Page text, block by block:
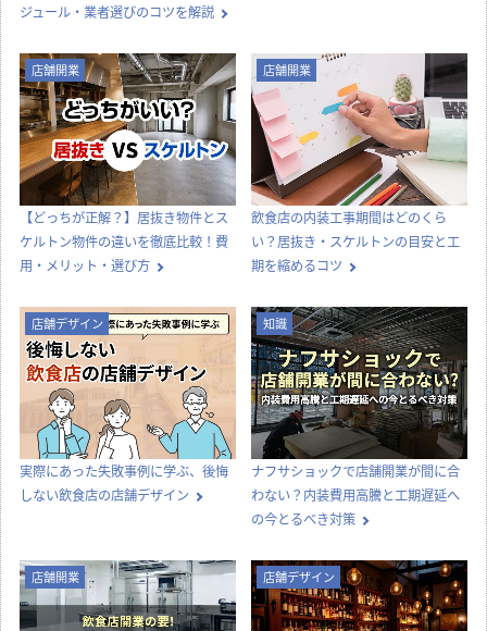
ジュール・業者選びのコツを解説
店舗開業
【どっちが正解？】居抜き物件とス
ケルトン物件の違いを徹底比較！費
用・メリット・選び方
店舗開業
飲食店の内装工事期間はどのくら
い？居抜き・スケルトンの目安と工
期を縮めるコツ
店舗デザイン
実際にあった失敗事例に学ぶ、後悔
しない飲食店の店舗デザイン
知識
ナフサショックで店舗開業が間に合
わない？内装費用高騰と工期遅延へ
の今とるべき対策
店舗開業 店舗デザイン